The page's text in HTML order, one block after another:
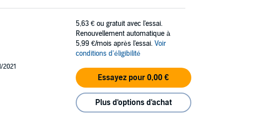
2021
5,63 € ou gratuit avec l'essai.
Renouvellement automatique à
5,99 €/mois après l'essai. Voir
conditions d'éligibilité
Essayez pour 0,00 €
Plus d'options d'achat